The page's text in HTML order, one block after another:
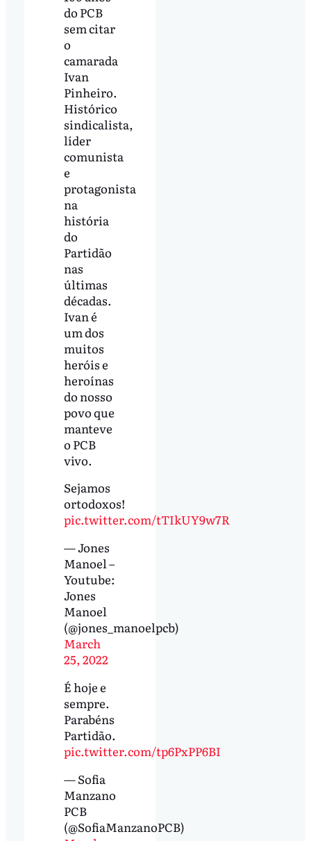
do PCB
sem citar
o
camarada
Ivan
Pinheiro.
Histórico
sindicalista,
líder
comunista
e
protagonista
na
história
do
Partidão
nas
últimas
décadas.
Ivan é
um dos
muitos
heróis e
heroínas
do nosso
povo que
manteve
o PCB
vivo.
Sejamos
ortodoxos!
pic.twitter.com/tTIkUY9w7R
— Jones
Manoel –
Youtube:
Jones
Manoel
(@jones_manoelpcb)
March
25, 2022
É hoje e
sempre.
Parabéns
Partidão.
pic.twitter.com/tp6PxPP6BI
— Sofia
Manzano
PCB
(@SofiaManzanoPCB)